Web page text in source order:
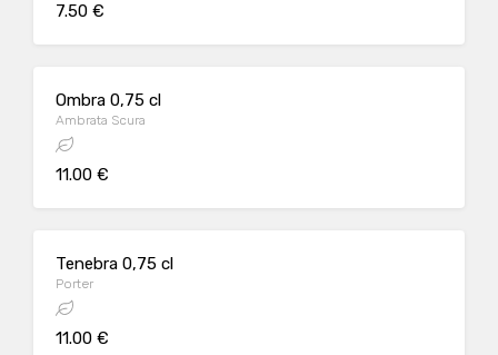
7.50 €
Ombra 0,75 cl
Ambrata Scura
11.00 €
Tenebra 0,75 cl
Porter
11.00 €